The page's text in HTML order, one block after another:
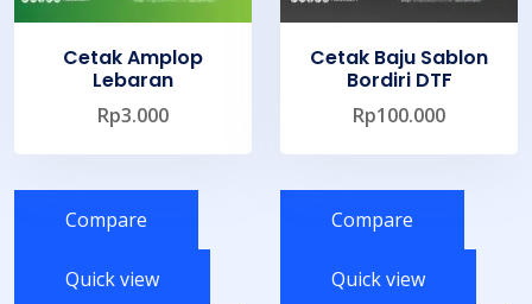
Cetak Amplop
Lebaran
Rp3.000
Compare
Quick view
Cetak Baju Sablon
Bordiri DTF
Rp100.000
Compare
Quick view